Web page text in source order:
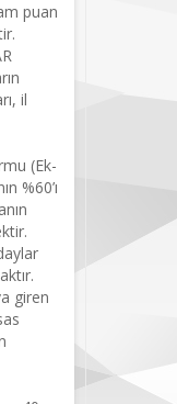
puan
il
(Ek-
%60’ı
giren